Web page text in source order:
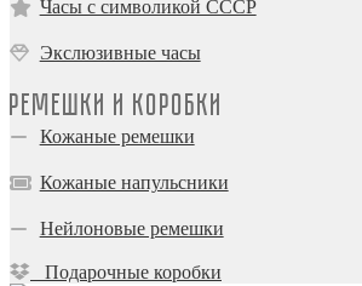
Часы с символикой СССР
Экслюзивные часы
Ремешки и коробки
Кожаные ремешки
Кожаные напульсники
Нейлоновые ремешки
Подарочные коробки